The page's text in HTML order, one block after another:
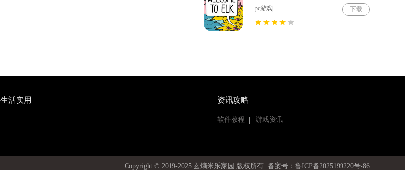
pc游戏| 下载
生活实用 资讯攻略
软件教程 游戏资讯
Copyright © 2019-2025 玄熵米乐家园 版权所有. 备案号：鲁ICP备2025199220号-86